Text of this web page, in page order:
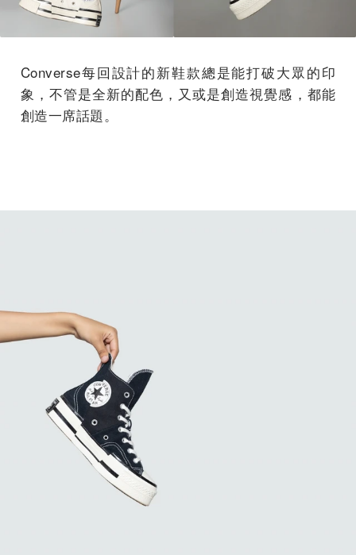
Converse每回設計的新鞋款總是能打破大眾的印
象，不管是全新的配色，又或是創造視覺感，都能
創造一席話題。